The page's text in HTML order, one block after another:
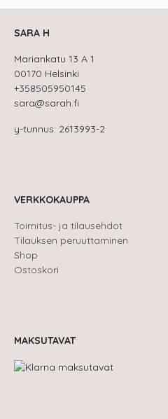
SARA H
Mariankatu 13 A 1
00170 Helsinki
+358505950145
sara@sarah.fi
y-tunnus: 2613993-2
VERKKOKAUPPA
Toimitus- ja tilausehdot
Tilauksen peruuttaminen
Shop
Ostoskori
MAKSUTAVAT